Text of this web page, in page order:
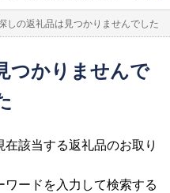
しの返礼品は見つかりませんでした
つかりませんで
該当する返礼品のお取り
ードを入力して検索する